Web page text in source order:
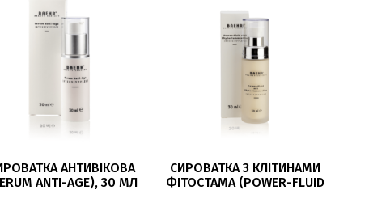
ДОДАТИ В КОШИК
АНТИВІКОВА
ANTI-AGE), 30 МЛ
ДОДАТИ В КОШИК
СИРОВАТКА З КЛІТИНАМИ
ФІТОСТАМА (POWER-FLUID